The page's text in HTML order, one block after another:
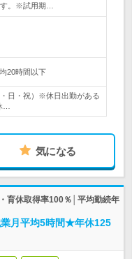
す。※試用期…
20時間以下
日・祝）※休日出勤がある
…
気になる
育休取得率100％│平均勤続年
月平均5時間★年休125